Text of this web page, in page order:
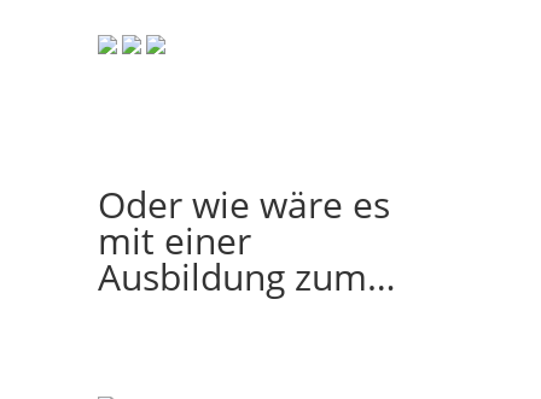
Oder wie wäre es
mit einer
Ausbildung zum…